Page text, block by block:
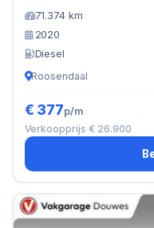
71.374 km
2020
Diesel
Roosendaal
€ 377p/m
Verkoopprijs € 26.900